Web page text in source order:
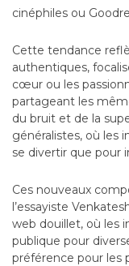
cinéphiles ou
Cette tendance
authentiques,
cœur ou les
partageant les
du bruit et de la
généralistes, où les
se divertir que pour
Ces nouveaux
l’essayiste
web douillet, où les
publique pour
préférence pour les